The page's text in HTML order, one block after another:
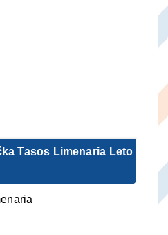
Tasos Limenaria Leto